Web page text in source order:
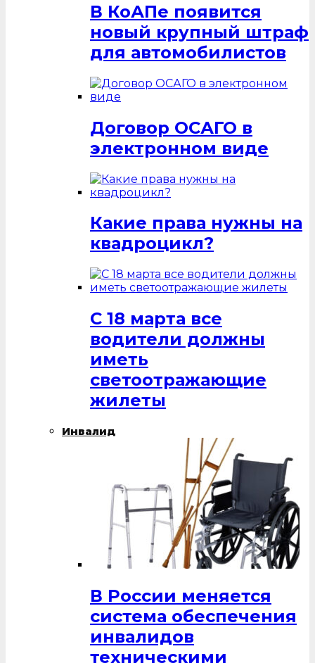
В КоАПе появится
новый крупный штраф
для автомобилистов
Договор ОСАГО в
электронном виде
Какие права нужны на
квадроцикл?
С 18 марта все
водители должны
иметь
светоотражающие
жилеты
Инвалид
В России меняется
система обеспечения
инвалидов
техническими